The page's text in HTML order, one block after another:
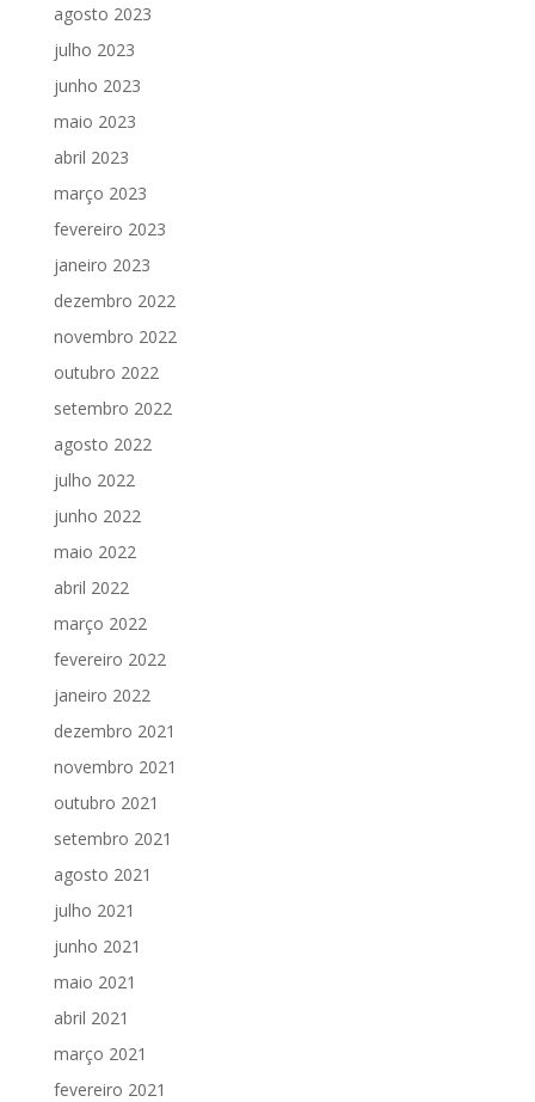
agosto 2023
julho 2023
junho 2023
maio 2023
abril 2023
março 2023
fevereiro 2023
janeiro 2023
dezembro 2022
novembro 2022
outubro 2022
setembro 2022
agosto 2022
julho 2022
junho 2022
maio 2022
abril 2022
março 2022
fevereiro 2022
janeiro 2022
dezembro 2021
novembro 2021
outubro 2021
setembro 2021
agosto 2021
julho 2021
junho 2021
maio 2021
abril 2021
março 2021
fevereiro 2021